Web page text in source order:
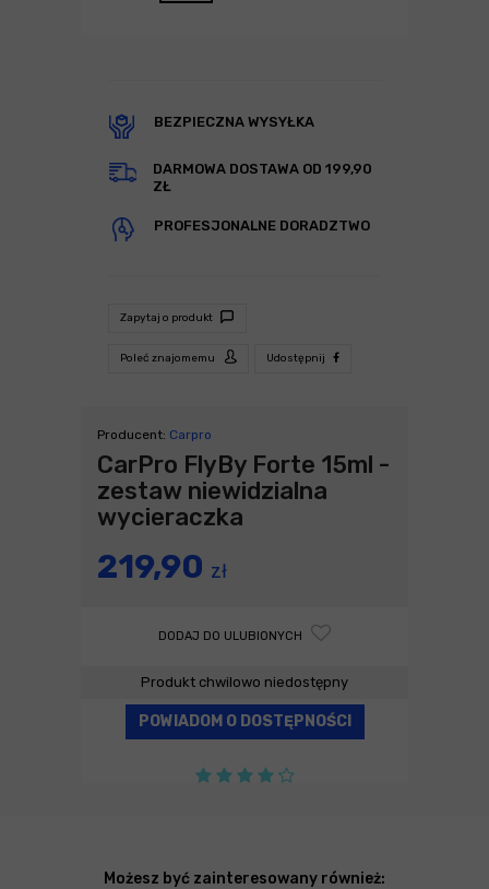
BEZPIECZNA WYSYŁKA
DARMOWA DOSTAWA OD 199,90
ZŁ
PROFESJONALNE DORADZTWO
Zapytaj o produkt
Poleć znajomemu Udostępnij
Producent: Carpro
CarPro FlyBy Forte 15ml -
zestaw niewidzialna
wycieraczka
219,90 zł
DODAJ DO ULUBIONYCH
Produkt chwilowo niedostępny
POWIADOM O DOSTĘPNOŚCI
Możesz być zainteresowany również: